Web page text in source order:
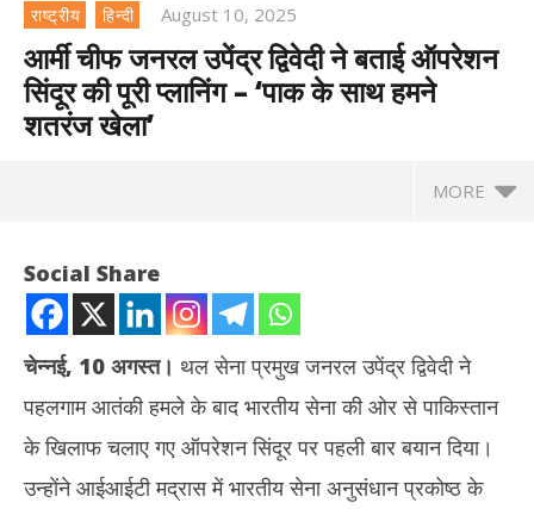
राष्ट्रीय हिन्दी August 10, 2025
आर्मी चीफ जनरल उपेंद्र द्विवेदी ने बताई ऑपरेशन
सिंदूर की पूरी प्लानिंग – ‘पाक के साथ हमने
शतरंज खेला’
MORE
Social Share
चेन्नई, 10 अगस्त। थल सेना प्रमुख जनरल उपेंद्र द्विवेदी ने
पहलगाम आतंकी हमले के बाद भारतीय सेना की ओर से पाकिस्तान
के खिलाफ चलाए गए ऑपरेशन सिंदूर पर पहली बार बयान दिया।
उन्होंने आईआईटी मद्रास में भारतीय सेना अनुसंधान प्रकोष्ठ के